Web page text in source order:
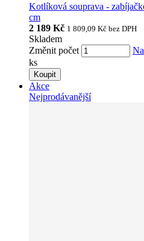
Kotlíková souprava -
cm
2 189 Kč 1 809,09 Kč bez DPH
Skladem
Změnit počet
ks
Koupit
Akce
Nejprodávanější